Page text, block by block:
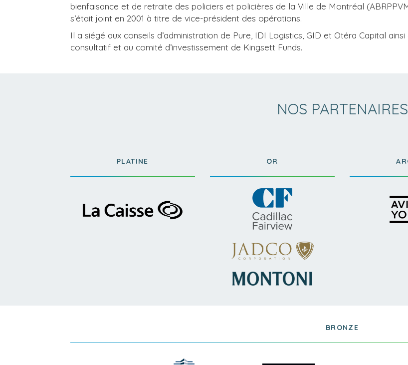
bienfaisance et de retraite des policiers et policières de la Ville de Montréal
s’était joint en 2001 à titre de vice-président des opérations.
Il a siégé aux conseils d’administration de Pure, IDI Logistics, GID et Otéra Capital ainsi
consultatif et au comité d’investissement de Kingsett Funds.
NOS PARTENAIRES
PLATINE OR
BRONZE